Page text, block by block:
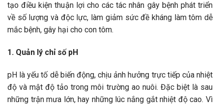
tạo điều kiện thuận lợi cho các tác nhân gây bệnh phát triển
về số lượng và độc lực, làm giảm sức đề kháng làm tôm dễ
mắc bệnh, gây hại cho con tôm.
1. Quản lý chỉ số pH
pH là yếu tố dễ biến động, chịu ảnh hưởng trực tiếp của nhiệt
độ và mật độ tảo trong môi trường ao nuôi. Đặc biệt là sau
những trận mưa lớn, hay những lúc nắng gắt nhiệt độ cao. Vì